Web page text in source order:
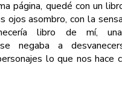
página, quedé con un
ojos asombro, con la
libro de mí, una
negaba a
lo que nos hace